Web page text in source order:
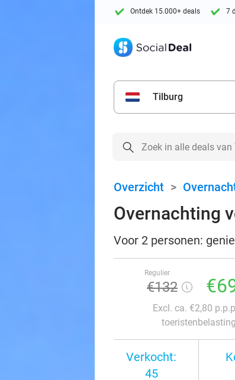
Ontdek 15.000+ deals 7
Tilburg
Overzicht >
Overnachting
Voor 2 personen:
Regulier
€132
Excl. ca. €2,80
toeristenbelasting
Verkocht:
45